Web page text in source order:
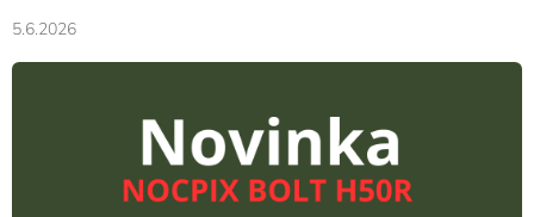
5.6.2026